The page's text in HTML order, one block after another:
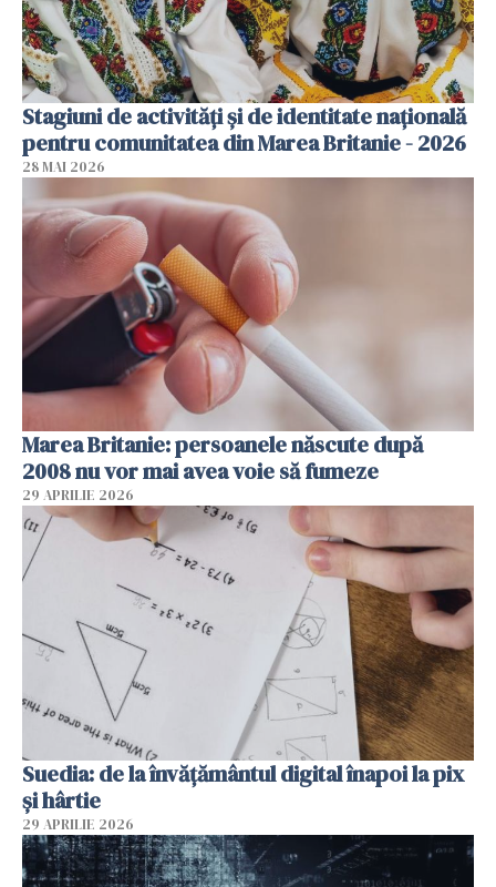
Stagiuni de activități și de identitate națională
pentru comunitatea din Marea Britanie - 2026
28 MAI 2026
Marea Britanie: persoanele născute după
2008 nu vor mai avea voie să fumeze
29 APRILIE 2026
Suedia: de la învățământul digital înapoi la pix
și hârtie
29 APRILIE 2026